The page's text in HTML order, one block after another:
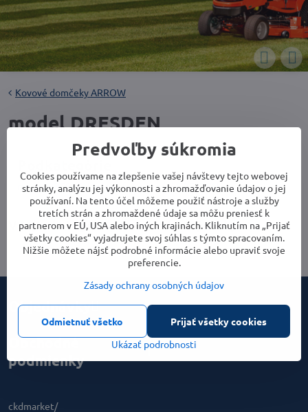
Kovové domčeky ARROW
model DRESDEN
model DRESDEN zelená farba model DRESDEN sivá farba
Objednávky
Obchodné
podmienky
ckdmarket/
Predvoľby súkromia
Cookies používame na zlepšenie vašej návštevy tejto webovej
stránky, analýzu jej výkonnosti a zhromažďovanie údajov o jej
používaní. Na tento účel môžeme použiť nástroje a služby
tretích strán a zhromaždené údaje sa môžu preniesť k
partnerom v EÚ, USA alebo iných krajinách. Kliknutím na „Prijať
všetky cookies“ vyjadrujete svoj súhlas s týmto spracovaním.
Nižšie môžete nájsť podrobné informácie alebo upraviť svoje
preferencie.
Zásady ochrany osobných údajov
Ukázať podrobnosti
Prijať všetky cookies
Odmietnuť všetko